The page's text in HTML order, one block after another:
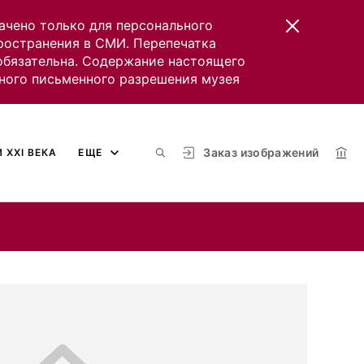
только для персонального
в СМИ. Перепечатка
Содержание настоящего
письменного разрешения музея
Заказ изображений
ВЕКА ЕЩЕ